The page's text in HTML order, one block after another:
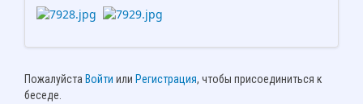
Пожалуйста Войти или Регистрация, чтобы присоединиться к
беседе.